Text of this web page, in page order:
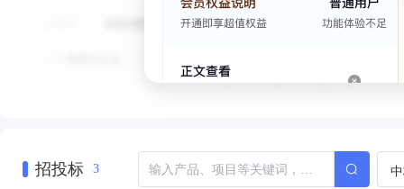
招投标 3